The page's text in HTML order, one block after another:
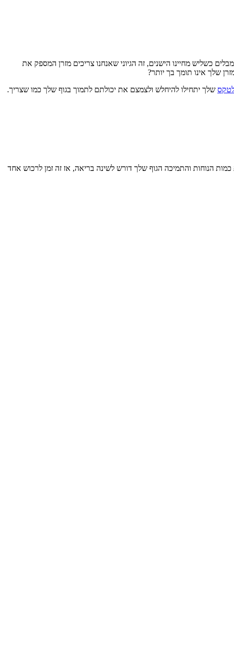
כשליש מחיינו הישנים, זה הגיוני שאנחנו צריכים מזרן המספק את
שלך אינו תומך בך יותר?
שלך יתחילו להיחלש ולצמצם את יכולתם לתמוך בגוף שלך כמו שצריך.
הנוחות והתמיכה הגוף שלך דורש לשינה בריאה, אז זה זמן לרכוש אחד